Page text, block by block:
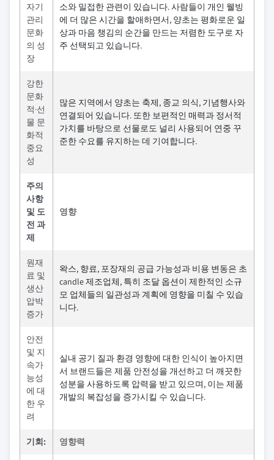
자기
관리
문화
의 성
장
소와 밀접한 관련이 있습니다. 사람들이 개인 웰빙
에 더 많은 시간을 할애하면서, 양초는 평화로운 일
상과 마음 챙김의 순간을 만드는 저렴한 도구로 자
주 선택되고 있습니다.
강한
문화
적·선
물 문
화적
중요
성
많은 지역에서 양초는 축제, 종교 의식, 기념행사와
연결되어 있습니다. 또한 보편적인 매력과 정서적
가치를 바탕으로 선물로도 널리 사용되어 연중 꾸
준한 수요를 유지하는 데 기여합니다.
주의
사항
및 도
전 과
제
영향
원재
료 및
생산
압박
증가
왁스, 향료, 포장재의 공급 가능성과 비용 변동은 초
candle 제조업체, 특히 조달 옵션이 제한적인 소규
모 업체들의 일관성과 계획에 영향을 미칠 수 있습
니다.
안전
및 지
속가
능성
에 대
한 우
려
실내 공기 질과 환경 영향에 대한 인식이 높아지면
서 브랜드들은 제품 안전성을 개선하고 더 깨끗한
성분을 사용하도록 압력을 받고 있으며, 이는 제품
개발의 복잡성을 증가시킬 수 있습니다.
기회: 영향력